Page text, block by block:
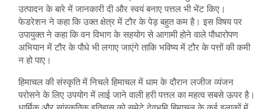
उत्पादन के बारे में जानकारी दी और स्वयं बनाए पत्तल भी भेंट किए।
फेडरेशन ने कहा कि उक्त क्षेत्र में टौर के पेड़ बहुत कम है। इस विषय पर
उपायुक्त ने कहा कि वन विभाग के सहयोग से आगामी होने वाले पौधारोपण
अभियान में टौर के पौधे भी लगाए जाएंगे ताकि भविष्य में टौर के पत्तों की कमी
न हो पाए।
हिमाचल की संस्कृति में निचले हिमाचल में धाम के दौरान लजीज व्यंजन
परोसने के लिए उपयोग में लाई जाने वाली हरी पत्तल का महत्व सबसे ऊपर है।